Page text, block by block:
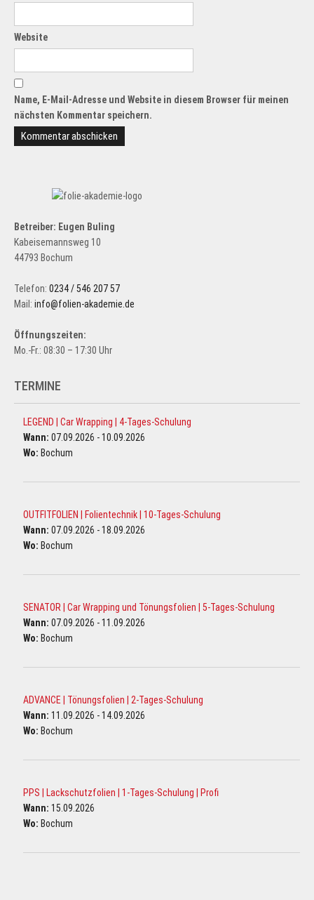
Website
Name, E-Mail-Adresse und Website in diesem Browser für meinen
nächsten Kommentar speichern.
Betreiber: Eugen Buling
Kabeisemannsweg 10
44793 Bochum
Telefon: 0234 / 546 207 57
Mail: info@folien-akademie.de
Öffnungszeiten:
Mo.-Fr.: 08:30 – 17:30 Uhr
TERMINE
LEGEND | Car Wrapping | 4-Tages-Schulung
Wann: 07.09.2026 - 10.09.2026
Wo: Bochum
OUTFITFOLIEN | Folientechnik | 10-Tages-Schulung
Wann: 07.09.2026 - 18.09.2026
Wo: Bochum
SENATOR | Car Wrapping und Tönungsfolien | 5-Tages-Schulung
Wann: 07.09.2026 - 11.09.2026
Wo: Bochum
ADVANCE | Tönungsfolien | 2-Tages-Schulung
Wann: 11.09.2026 - 14.09.2026
Wo: Bochum
PPS | Lackschutzfolien | 1-Tages-Schulung | Profi
Wann: 15.09.2026
Wo: Bochum